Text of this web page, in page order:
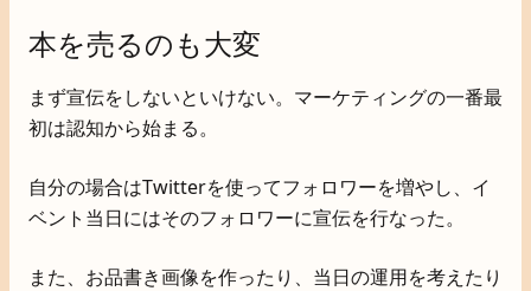
本を売るのも大変
まず宣伝をしないといけない。マーケティングの一番最
初は認知から始まる。
自分の場合はTwitterを使ってフォロワーを増やし、イ
ベント当日にはそのフォロワーに宣伝を行なった。
また、お品書き画像を作ったり、当日の運用を考えたり